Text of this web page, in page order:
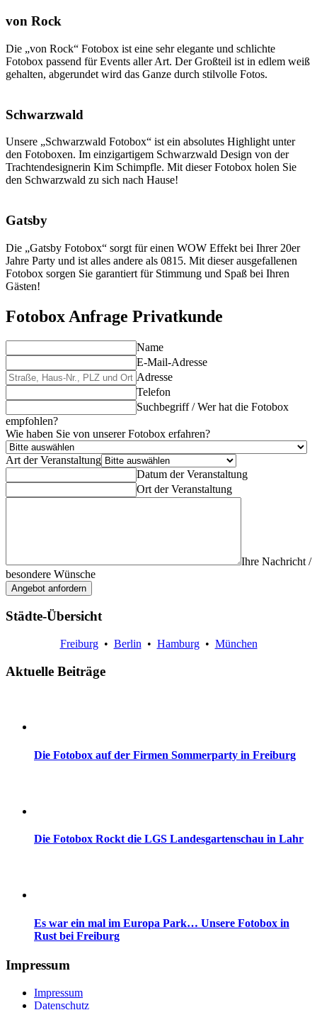
von Rock
Die „von Rock“ Fotobox ist eine sehr elegante und schlichte
Fotobox passend für Events aller Art. Der Großteil ist in edlem weiß
gehalten, abgerundet wird das Ganze durch stilvolle Fotos.
Schwarzwald
Unsere „Schwarzwald Fotobox“ ist ein absolutes Highlight unter
den Fotoboxen. Im einzigartigem Schwarzwald Design von der
Trachtendesignerin Kim Schimpfle. Mit dieser Fotobox holen Sie
den Schwarzwald zu sich nach Hause!
Gatsby
Die „Gatsby Fotobox“ sorgt für einen WOW Effekt bei Ihrer 20er
Jahre Party und ist alles andere als 0815. Mit dieser ausgefallenen
Fotobox sorgen Sie garantiert für Stimmung und Spaß bei Ihren
Gästen!
Fotobox Anfrage Privatkunde
Name
E-Mail-Adresse
Adresse
Telefon
Suchbegriff / Wer hat die Fotobox
empfohlen?
Wie haben Sie von unserer Fotobox erfahren?
Art der Veranstaltung
Datum der Veranstaltung
Ort der Veranstaltung
Ihre Nachricht /
besondere Wünsche
Angebot anfordern
Städte-Übersicht
Freiburg• Berlin • Hamburg• München
Aktuelle Beiträge
Die Fotobox auf der Firmen Sommerparty in Freiburg
Die Fotobox Rockt die LGS Landesgartenschau in Lahr
Es war ein mal im Europa Park… Unsere Fotobox in
Rust bei Freiburg
Impressum
Impressum
Datenschutz